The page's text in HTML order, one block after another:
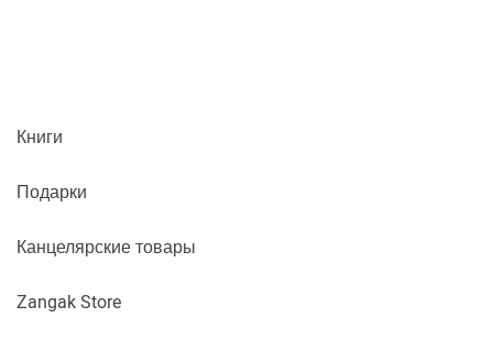
Книги
Подарки
Канцелярские товары
Zangak Store